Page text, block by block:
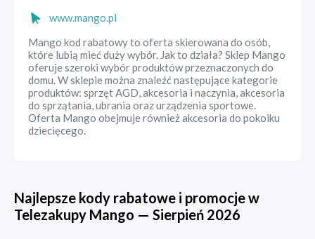
www.mango.pl
Mango kod rabatowy to oferta skierowana do osób,
które lubią mieć duży wybór. Jak to działa? Sklep Mango
oferuje szeroki wybór produktów przeznaczonych do
domu. W sklepie można znaleźć następujące kategorie
produktów: sprzęt AGD, akcesoria i naczynia, akcesoria
do sprzątania, ubrania oraz urządzenia sportowe.
Oferta Mango obejmuje również akcesoria do pokoiku
dziecięcego.
Najlepsze kody rabatowe i promocje w
Telezakupy Mango — Sierpień 2026